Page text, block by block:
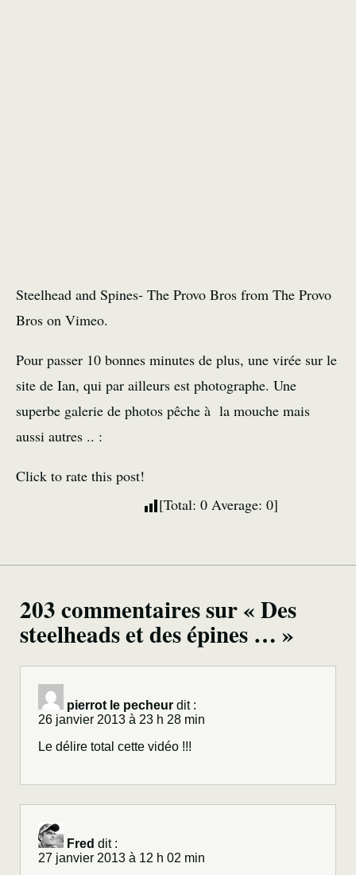
Steelhead and Spines- The Provo Bros from The Provo
Bros on Vimeo.
Pour passer 10 bonnes minutes de plus, une virée sur le
site de Ian, qui par ailleurs est photographe. Une
superbe galerie de photos pêche à la mouche mais
aussi autres .. :
Click to rate this post!
[Total: 0 Average: 0]
203 commentaires sur « Des
steelheads et des épines … »
pierrot le pecheur dit :
26 janvier 2013 à 23 h 28 min
Le délire total cette vidéo !!!
Fred dit :
27 janvier 2013 à 12 h 02 min